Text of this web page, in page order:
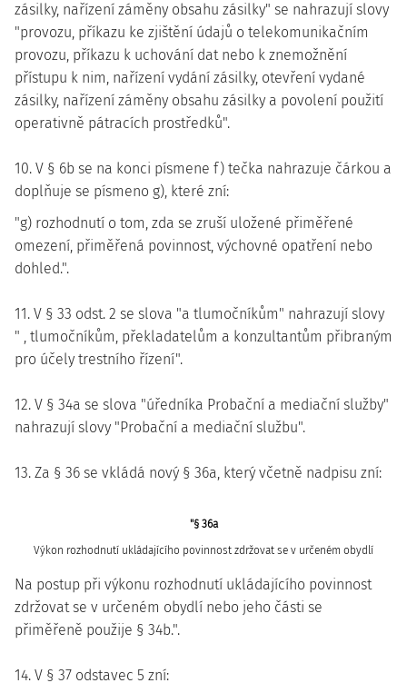
zásilky, nařízení záměny obsahu zásilky" se nahrazují slovy
"provozu, příkazu ke zjištění údajů o telekomunikačním
provozu, příkazu k uchování dat nebo k znemožnění
přístupu k nim, nařízení vydání zásilky, otevření vydané
zásilky, nařízení záměny obsahu zásilky a povolení použití
operativně pátracích prostředků".
10. V § 6b se na konci písmene f) tečka nahrazuje čárkou a
doplňuje se písmeno g), které zní:
"g) rozhodnutí o tom, zda se zruší uložené přiměřené
omezení, přiměřená povinnost, výchovné opatření nebo
dohled.".
11. V § 33 odst. 2 se slova "a tlumočníkům" nahrazují slovy
" , tlumočníkům, překladatelům a konzultantům přibraným
pro účely trestního řízení".
12. V § 34a se slova "úředníka Probační a mediační služby"
nahrazují slovy "Probační a mediační službu".
13. Za § 36 se vkládá nový § 36a, který včetně nadpisu zní:
"§ 36a
Výkon rozhodnutí ukládajícího povinnost zdržovat se v určeném obydlí
Na postup při výkonu rozhodnutí ukládajícího povinnost
zdržovat se v určeném obydlí nebo jeho části se
přiměřeně použije § 34b.".
14. V § 37 odstavec 5 zní: